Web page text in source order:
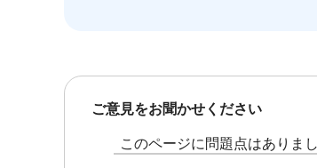
ご意見をお聞かせください
このページに問題点はありま